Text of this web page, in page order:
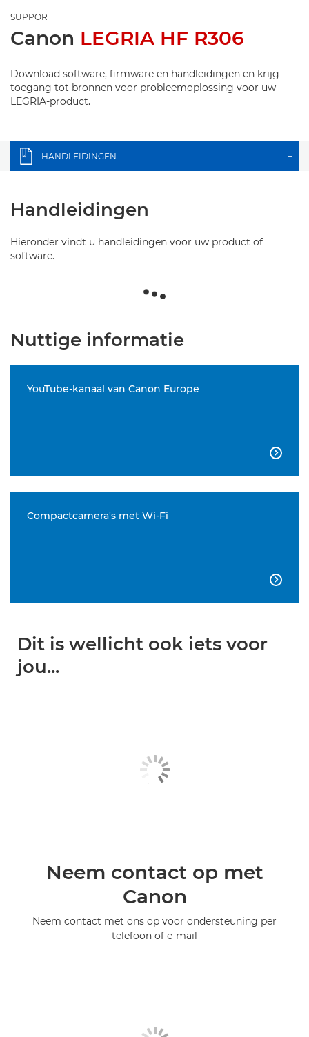
SUPPORT
Canon LEGRIA HF R306
Download software, firmware en handleidingen en krijg
toegang tot bronnen voor probleemoplossing voor uw
LEGRIA-product.
HANDLEIDINGEN +
Handleidingen
Hieronder vindt u handleidingen voor uw product of
software.
Nuttige informatie
YouTube-kanaal van Canon Europe

Compactcamera's met Wi-Fi

Dit is wellicht ook iets voor
jou...
Neem contact op met
Canon
Neem contact met ons op voor ondersteuning per
telefoon of e-mail